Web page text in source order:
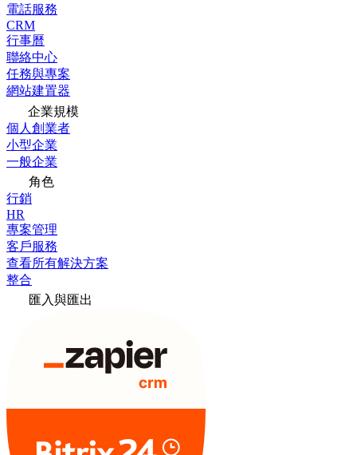
電話服務
CRM
行事曆
聯絡中心
任務與專案
網站建置器
企業規模
個人創業者
小型企業
一般企業
角色
行銷
HR
專案管理
客戶服務
查看所有解決方案
整合
匯入與匯出